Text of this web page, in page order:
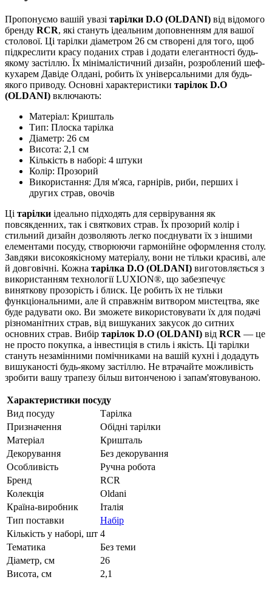
Пропонуємо вашій увазі тарілки D.O (OLDANI) від відомого
бренду RCR, які стануть ідеальним доповненням для вашої
столової. Ці тарілки діаметром 26 см створені для того, щоб
підкреслити красу поданих страв і додати елегантності будь-
якому застіллю. Їх мінімалістичний дизайн, розроблений шеф-
кухарем Давіде Олдані, робить їх універсальними для будь-
якого приводу. Основні характеристики тарілок D.O
(OLDANI) включають:
Матеріал: Кришталь
Тип: Плоска тарілка
Діаметр: 26 см
Висота: 2,1 см
Кількість в наборі: 4 штуки
Колір: Прозорий
Використання: Для м'яса, гарнірів, риби, перших і
других страв, овочів
Ці тарілки ідеально підходять для сервірування як
повсякденних, так і святкових страв. Їх прозорий колір і
стильний дизайн дозволяють легко поєднувати їх з іншими
елементами посуду, створюючи гармонійне оформлення столу.
Завдяки високоякісному матеріалу, вони не тільки красиві, але
й довговічні. Кожна тарілка D.O (OLDANI) виготовляється з
використанням технології LUXION®, що забезпечує
виняткову прозорість і блиск. Це робить їх не тільки
функціональними, але й справжнім витвором мистецтва, яке
буде радувати око. Ви зможете використовувати їх для подачі
різноманітних страв, від вишуканих закусок до ситних
основних страв. Вибір тарілок D.O (OLDANI) від RCR — це
не просто покупка, а інвестиція в стиль і якість. Ці тарілки
стануть незамінними помічниками на вашій кухні і додадуть
вишуканості будь-якому застіллю. Не втрачайте можливість
зробити вашу трапезу більш витонченою і запам'ятовуваною.
Характеристики посуду
Вид посуду
Тарілка
Призначення
Обідні тарілки
Матеріал
Кришталь
Декорування
Без декорування
Особливість
Ручна робота
Бренд
RCR
Колекція
Oldani
Країна-виробник
Італія
Тип поставки
Набір
Кількість у наборі, шт 4
Тематика
Без теми
Діаметр, см
26
Висота, см
2,1